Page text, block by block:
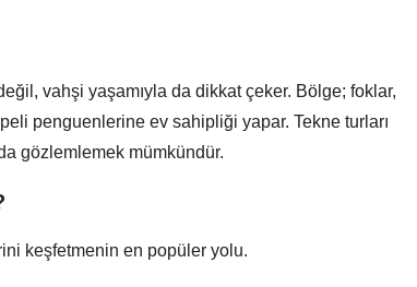
vahşi yaşamıyla da dikkat çeker. Bölge; foklar,
penguenlerine ev sahipliği yapar. Tekne turları
gözlemlemek mümkündür.
keşfetmenin en popüler yolu.